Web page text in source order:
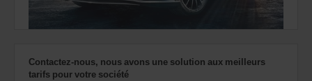
Contactez-nous, nous avons une solution aux meilleurs
tarifs pour votre société